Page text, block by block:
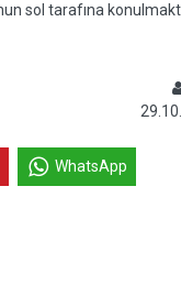
sol tarafına
WhatsApp